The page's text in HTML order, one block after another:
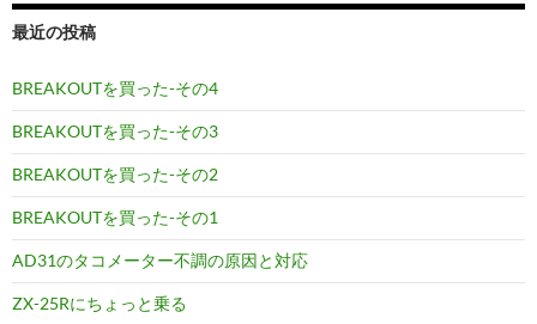
最近の投稿
BREAKOUTを買った-その4
BREAKOUTを買った-その3
BREAKOUTを買った-その2
BREAKOUTを買った-その1
AD31のタコメーター不調の原因と対応
ZX-25Rにちょっと乗る